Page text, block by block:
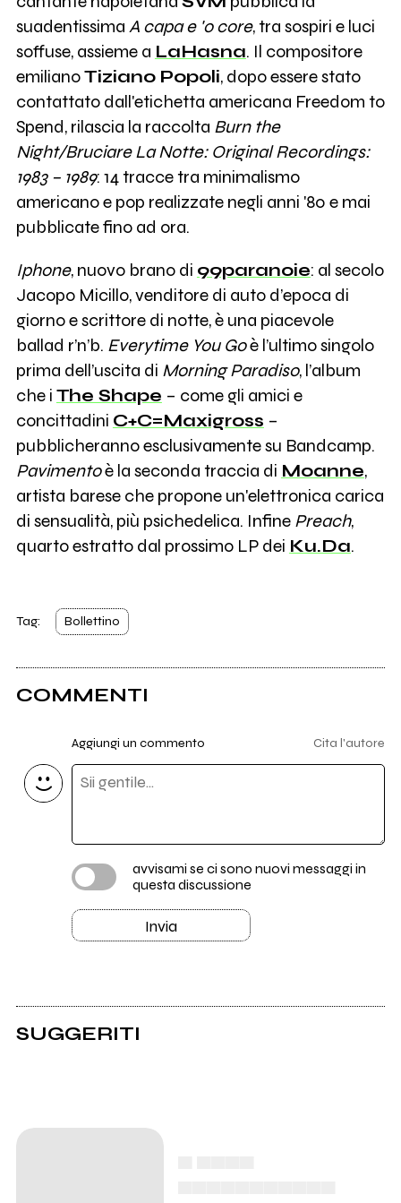
suadentissima A capa e 'o core, tra sospiri e luci
soffuse, assieme a LaHasna. Il compositore
emilianoTiziano Popoli, dopo essere stato
contattato dall'etichetta americana Freedom to
Spend, rilascia la raccolta Burn the
Night/Bruciare La Notte: Original Recordings:
1983 – 1989: 14 tracce tra minimalismo
americano e pop realizzate negli anni '80 e mai
pubblicate fino ad ora.
Iphone, nuovo brano di 99paranoie: al secolo
Jacopo Micillo, venditore di auto d’epoca di
giorno e scrittore di notte, è una piacevole
ballad r’n’b. Everytime You Goè l’ultimo singolo
prima dell’uscita di Morning Paradiso, l’album
che i The Shape – come gli amici e
concittadini C+C=Maxigross –
pubblicheranno esclusivamente su Bandcamp.
Pavimentoè la seconda traccia di Moanne,
artista barese che propone un'elettronica carica
di sensualità, più psichedelica. Infine Preach,
quarto estratto dal prossimo LP dei Ku.Da.
Tag: Bollettino
COMMENTI
Aggiungi un commento Cita l'autore
avvisami se ci sono nuovi messaggi in
questa discussione
Invia
SUGGERITI